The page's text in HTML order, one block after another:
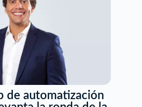
de automatización